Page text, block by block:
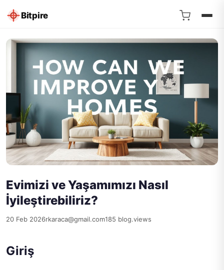
Bitpire
Evimizi ve Yaşamımızı Nasıl
İyileştirebiliriz?
20 Feb 2026rkaraca@gmail.com185 blog.views
Giriş